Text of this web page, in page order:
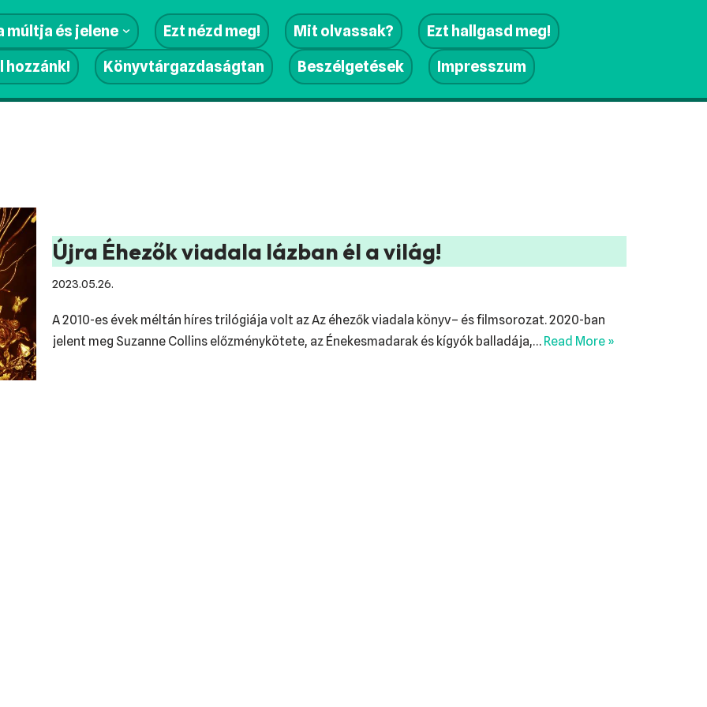
múltja és jelene Ezt nézd meg! Mit olvassak?
Ezt hallgasd meg!
hozzánk!
Könyvtárgazdaságtan Beszélgetések Impresszum
Újra Éhezők viadala lázban él a világ!
2023.05.26.
A 2010-es évek méltán híres trilógiája volt az Az éhezők viadala könyv– és filmsorozat. 2020-ban
jelent meg Suzanne Collins előzménykötete, az Énekesmadarak és kígyók balladája,… Read More »